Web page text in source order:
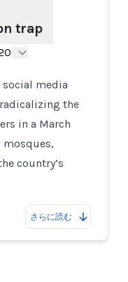
trap
social media
the
in a March
mosques,
country’s
さらに読む